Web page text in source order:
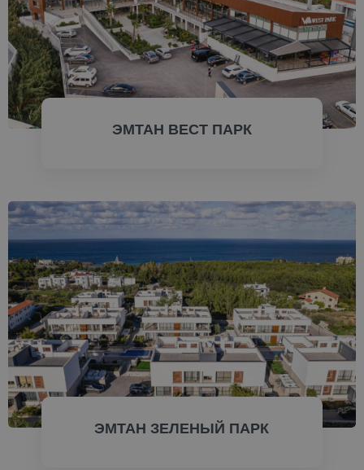
ЭМТАН ВЕСТ ПАРК
ПРОВЕРИТЬ СЕЙЧАС
ЭМТАН ЗЕЛЕНЫЙ ПАРК